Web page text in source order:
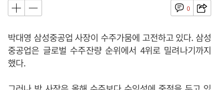
0
박대영 삼성중공업 사장이 수주가뭄에 고전하고 있다. 삼성
중공업은 글로벌 수주잔량 순위에서 4위로 밀려나기까지
했다.